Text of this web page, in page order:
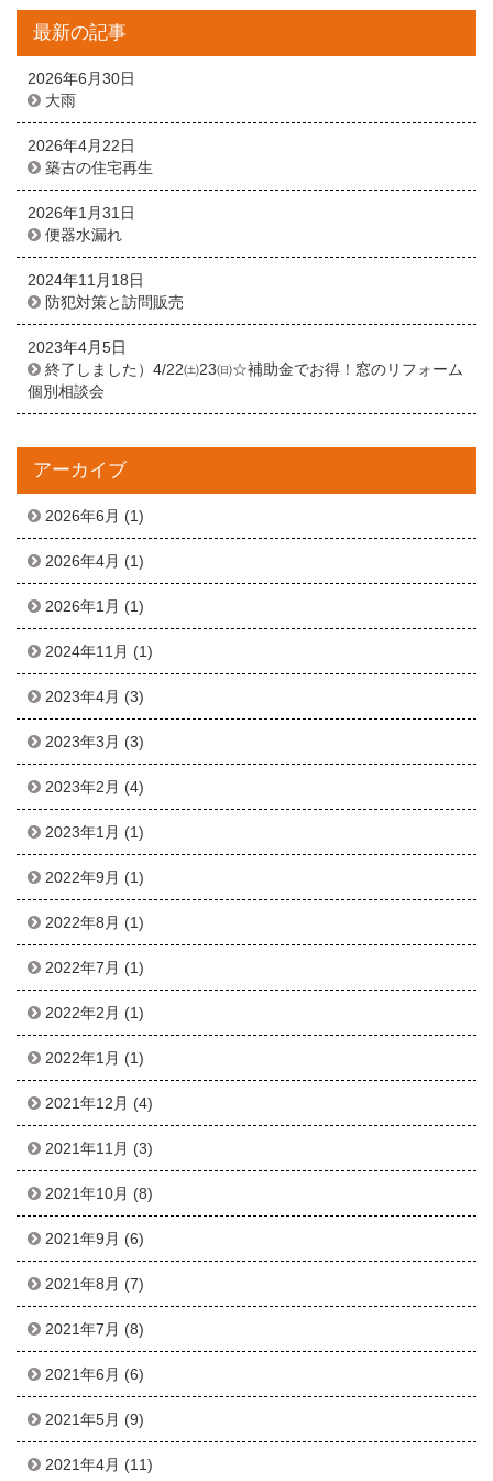
最新の記事
2026年6月30日
大雨
2026年4月22日
築古の住宅再生
2026年1月31日
便器水漏れ
2024年11月18日
防犯対策と訪問販売
2023年4月5日
終了しました）4/22㈯23㈰☆補助金でお得！窓のリフォーム
個別相談会
アーカイブ
2026年6月 (1)
2026年4月 (1)
2026年1月 (1)
2024年11月 (1)
2023年4月 (3)
2023年3月 (3)
2023年2月 (4)
2023年1月 (1)
2022年9月 (1)
2022年8月 (1)
2022年7月 (1)
2022年2月 (1)
2022年1月 (1)
2021年12月 (4)
2021年11月 (3)
2021年10月 (8)
2021年9月 (6)
2021年8月 (7)
2021年7月 (8)
2021年6月 (6)
2021年5月 (9)
2021年4月 (11)